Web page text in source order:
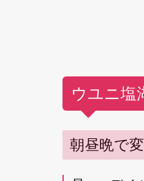
ウユニ塩
朝昼晩で